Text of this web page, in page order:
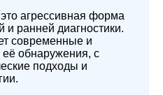
агрессивная форма
и ранней диагностики.
современные и
обнаружения, с
подходы и